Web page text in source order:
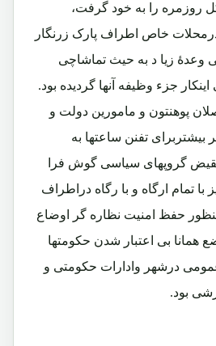
روزمره را به خود گرفت،
خاص اطراف پارک زرنگار
وعدۀ زیا د به حیث تماشاچی
جزء وظیفه آنها گردیده بود.
پوهنتون و مامورین دولت و
بیشتربرای تفنن ساعتها به
گروپهای سیاسی گوش فرا
با تمام ارگاه و با رگاه دراطراف
حفظ امنیت نظاره گر اوضاع
همانا بی اعتبار شدن حکومتها
درشهر وادارات حکومتی و
بود.